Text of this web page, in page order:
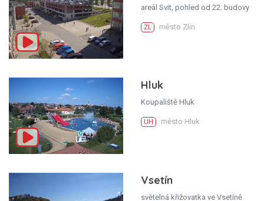
areál Svit, pohled od 22. budovy
ZL město Zlín
Hluk
Koupaliště Hluk
UH město Hluk
Vsetín
světelná křižovatka ve Vsetíně